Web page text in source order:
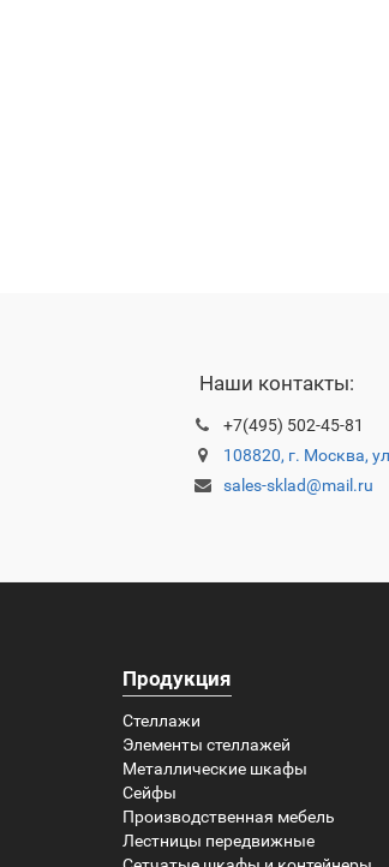
Наши контакты:
+7(495) 502-45-81
108820, г. Москва,
sales-sklad@mail.ru
Продукция
Стеллажи
Элементы стеллажей
Металлические шкафы
Сейфы
Производственная мебель
Лестницы передвижные